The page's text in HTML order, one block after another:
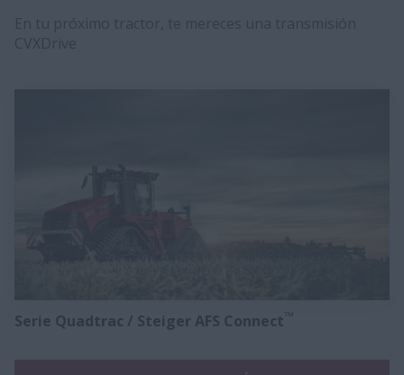
Serie Quadtrac / Steiger AFS Connect